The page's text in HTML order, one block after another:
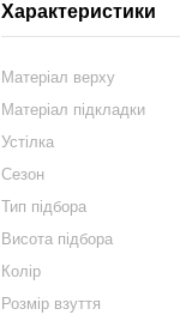
Характеристики
Матеріал верху
Матеріал підкладки
Устілка
Сезон
Тип підбора
Висота підбора
Колір
Розмір взуття